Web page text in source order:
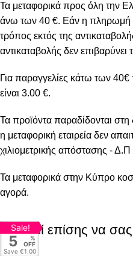
Τα μεταφορικά προς όλη την
άνω των 40 €. Εάν η πληρωμή
τρόπος εκτός της
αντικαταβολής δεν επιβαρύνει
Για παραγγελίες κάτω των
είναι 3.00 €.
Τα προϊόντα παραδίδονται
η μεταφορική εταιρεία δεν
χιλιομετρικής απόστασης -
Τα μεταφορικά στην Κύπρο
αγορά.
Μπορεί επίσης να
Sale!
5
%
OFF
Save €1.00